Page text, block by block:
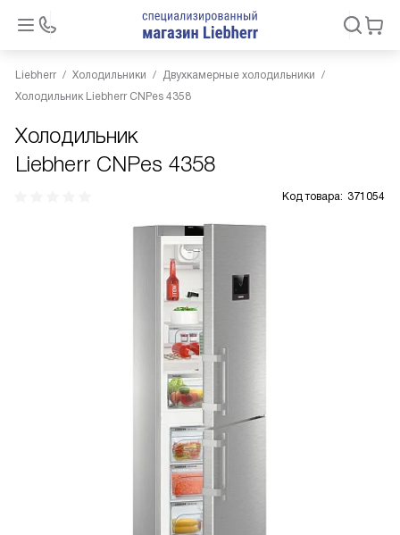
Liebherr Холодильники
Двухкамерные холодильники
Холодильник Liebherr CNPes 4358
Холодильник
Liebherr CNPes 4358
Код товара: 371054